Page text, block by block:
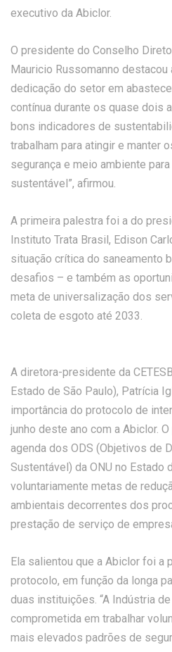
executivo da Abiclor.
O presidente do Conselho
Mauricio Russomanno
dedicação do setor em
contínua durante os quase dois
bons indicadores de
trabalham para atingir e manter
segurança e meio ambiente
sustentável”, afirmou.
A primeira palestra foi a do
Instituto Trata Brasil, Edison
situação crítica do saneamento
desafios – e também as
meta de universalização dos
coleta de esgoto até 2033.
A diretora-presidente da
Estado de São Paulo), Patrícia
importância do protocolo de
junho deste ano com a Abiclor.
agenda dos ODS (Objetivos de
Sustentável) da ONU no Estado
voluntariamente metas de
ambientais decorrentes dos
prestação de serviço de
Ela salientou que a Abiclor foi a
protocolo, em função da longa
duas instituições. “A Indústria
comprometida em trabalhar
mais elevados padrões de